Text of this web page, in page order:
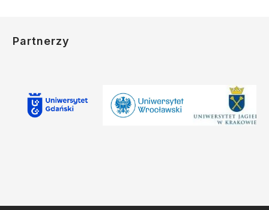
Partnerzy